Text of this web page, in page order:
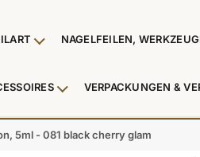
Nagellack & Flüssigkeiten
Untermenü NailArt anzeigen
NAGELFEILEN,
& Zehenringe anzeigen
Untermenü Beauty
VERPACKUNGEN &
5ml - 081 black cherry glam